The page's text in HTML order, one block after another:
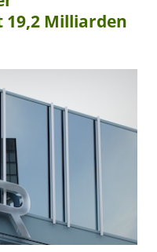
Milliarden